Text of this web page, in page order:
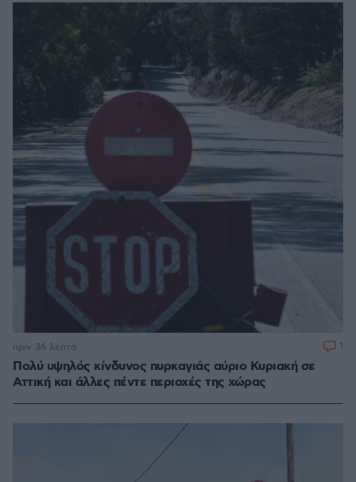
Πολύ υψηλός κίνδυνος πυρκαγιάς αύριο Κυριακή σε
Αττική και άλλες πέντε περιοχές της χώρας
πριν 36 λεπτά 1